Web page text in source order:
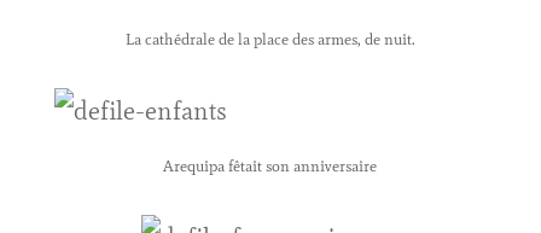
La cathédrale de la place des armes, de nuit.
Arequipa fêtait son anniversaire